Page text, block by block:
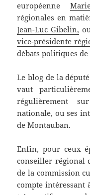
européenne
régionales en
Jean-Luc Gibelin,
vice-présidente
débats politiques de
Le blog de la
vaut
régulièrement
nationale, ou ses
de Montauban.
Enfin, pour ceux
conseiller régional
de la commission
compte intéressant